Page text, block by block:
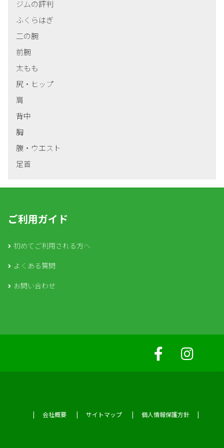
ジムの評判
ふくらはぎ
二の腕
前腕
太もも
尻・ヒップ
肩
背中
胸
腹・ウエスト
足首
ご利用ガイド
初めてご利用される方へ
よくある質問
お問い合わせ
会社概要 サイトマップ 個人情報保護方針